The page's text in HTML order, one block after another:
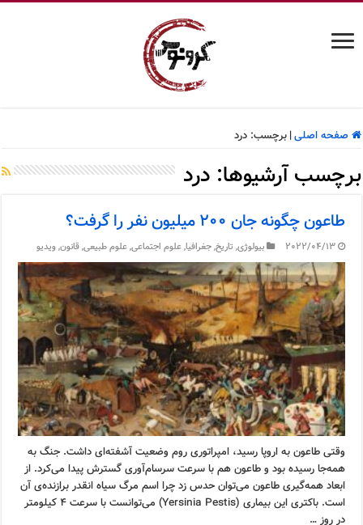
صفحه اصلی| برچسب:درد
برچسب آرشیوها: درد
طاعون چگونه جان ۲۰۰ میلیون نفر را گرفت؟
2022/04/13 بیولوژی, تاریخ,جغرافیا,علوم اجتماعی,علوم طبیعی,قانون,ویدیو
وقتی طاعون به اروپا رسید، امپراتوری روم وضعیت آشفته‌ای داشت. جنگ به
همه‌جا رسیده بود و طاعون هم با سرعت سرسام‌آوری گسترش پیدا می‌کرد. از
ابعاد همه‌گیری طاعون می‌توان حدس زد چرا اسم مرگ سیاه انقدر برازنده‌ی آن
است. باکتری این بیماری (Yersinia Pestis) می‌توانست با سرعت ۴ کیلومتر
در روز …